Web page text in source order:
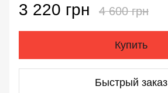
3 220 грн 4 600 грн
Купить
Быстрый заказ